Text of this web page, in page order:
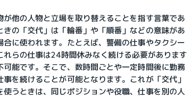
他の人物と立場を取り替えることを指す言葉であ
の「交代」は「輪番」や「順番」などの意味があ
に使われます。たとえば、警備の仕事やタクシー
らの仕事は24時間休みなく続ける必要があります
能です。そこで、数時間ごとや一定時間後に勤務
を続けることが可能となります。これが「交代」
うときは、同じポジションや役職、仕事を別の人